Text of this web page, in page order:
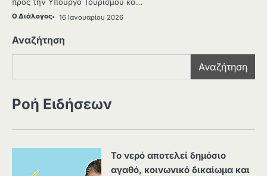
Ο Διάλογος 16 Ιανουαρίου 2026
Αναζήτηση
Αναζήτηση
Ροή Ειδήσεων
Το νερό αποτελεί δημόσιο
αγαθό, κοινωνικό δικαίωμα και